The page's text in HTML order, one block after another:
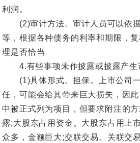
利润。
(2)审计方法。审计人员可以依据
等，根据各种债务的利率和期限，
理是否恰当
4.有些事项未作披露或披露产生
(1)具体形式。担保。上市公司一
任，可能会给其带来巨大损失，因
中被正式列为项目，但要求附注的
露;大股东占用资金。大股东占用上
众多，金额巨大;交联交易。关联交